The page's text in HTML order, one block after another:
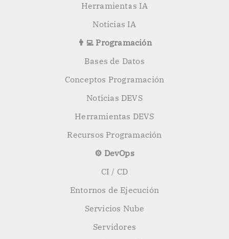
Herramientas IA
Noticias IA
👨‍💻 Programación
Bases de Datos
Conceptos Programación
Noticias DEVS
Herramientas DEVS
Recursos Programación
⚙️ DevOps
CI / CD
Entornos de Ejecución
Servicios Nube
Servidores